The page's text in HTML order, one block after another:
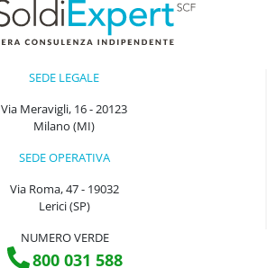
SEDE LEGALE
Via Meravigli, 16 - 20123
Milano (MI)
SEDE OPERATIVA
Via Roma, 47 - 19032
Lerici (SP)
NUMERO VERDE
800 031 588